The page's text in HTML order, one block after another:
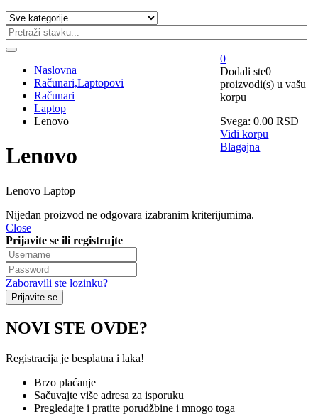
0
Dodali ste0
proizvodi(s) u vašu
korpu
Svega: 0.00RSD
Vidi korpu
Blagajna
Naslovna
Računari,Laptopovi
Računari
Laptop
Lenovo
Lenovo
Lenovo Laptop
Nijedan proizvod ne odgovara izabranim kriterijumima.
Close
Prijavite se ili registrujte
Zaboravili ste lozinku?
NOVI STE OVDE?
Registracija je besplatna i laka!
Brzo plaćanje
Sačuvajte više adresa za isporuku
Pregledajte i pratite porudžbine i mnogo toga